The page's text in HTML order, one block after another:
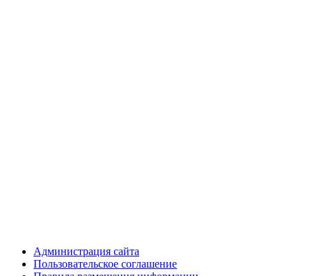
Администрация сайта
Пользовательское соглашение